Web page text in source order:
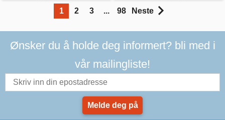
1 2 3 ... 98 Neste
Ønsker du å holde deg informert? bli med i
vår mailingliste!
Melde deg på